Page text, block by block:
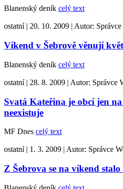
Blanenský deník celý text
ostatní | 20. 10. 2009 | Autor:
Víkend v Šebrově věnují
Blanenský deník celý text
ostatní | 28. 8. 2009 | Autor: Správce
Svatá Kateřina je obcí jen
neexistuje
MF Dnes celý text
ostatní | 1. 3. 2009 | Autor: Správce
Z Šebrova se na víkend